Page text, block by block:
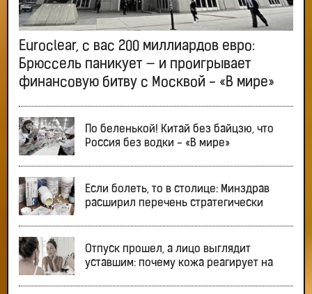
Euroclear, с вас 200 миллиардов евро:
Брюссель паникует — и проигрывает
финансовую битву с Москвой - «В мире»
По беленькой! Китай без байцзю, что
Россия без водки - «В мире»
Если болеть, то в столице: Минздрав
расширил перечень стратегически
Отпуск прошел, а лицо выглядит
уставшим: почему кожа реагирует на